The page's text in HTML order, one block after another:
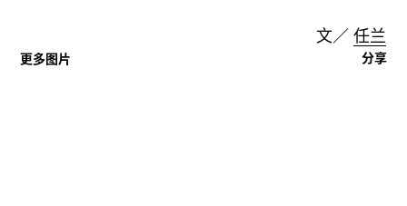
文／ 任兰
更多图片 分享